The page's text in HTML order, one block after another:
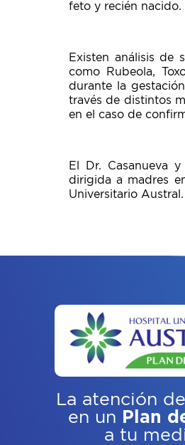
feto y recién nacido.
Existen análisis de
como Rubeola,
durante la
través de distintos
en el caso de
El Dr. Casanueva
dirigida a madres
Universitario
La atención
en un Plan
a tu